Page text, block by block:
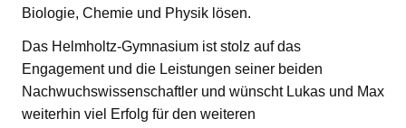
Biologie, Chemie und Physik lösen.
Das Helmholtz-Gymnasium ist stolz auf das
Engagement und die Leistungen seiner beiden
Nachwuchswissenschaftler und wünscht Lukas und Max
weiterhin viel Erfolg für den weiteren